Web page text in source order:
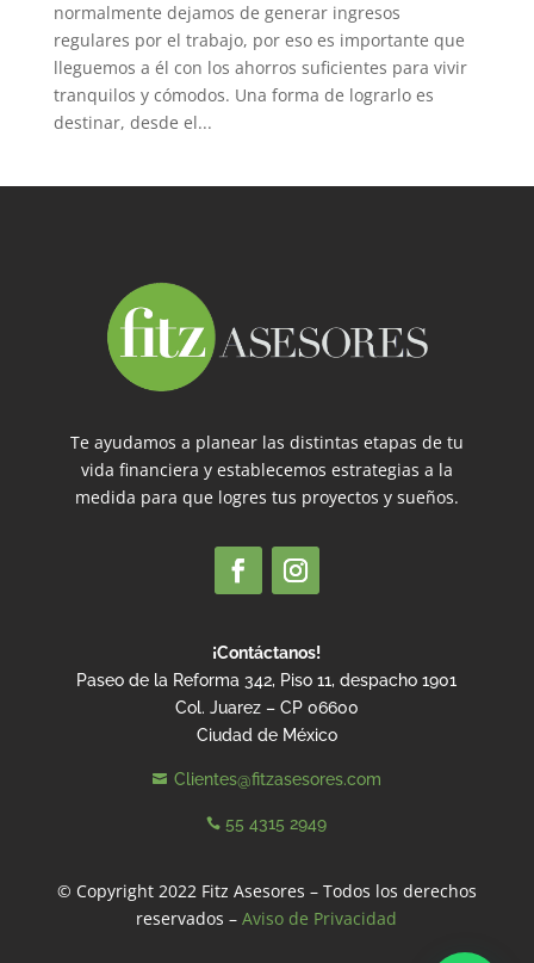
normalmente dejamos de generar ingresos
regulares por el trabajo, por eso es importante que
lleguemos a él con los ahorros suficientes para vivir
tranquilos y cómodos. Una forma de lograrlo es
destinar, desde el...
Te ayudamos a planear las distintas etapas de tu
vida financiera y establecemos estrategias a la
medida para que logres tus proyectos y sueños.
¡Contáctanos!
Paseo de la Reforma 342, Piso 11, despacho 1901
Col. Juarez – CP 06600
Ciudad de México
 Clientes@fitzasesores.com
 55 4315 2949
© Copyright 2022 Fitz Asesores – Todos los derechos
reservados –Aviso de Privacidad